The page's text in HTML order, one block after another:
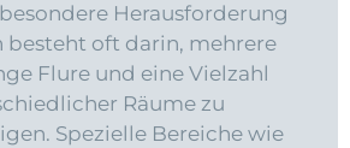
Herausforderung
besteht oft darin, mehrere
Flure und eine Vielzahl
Räume zu
Spezielle Bereiche wie